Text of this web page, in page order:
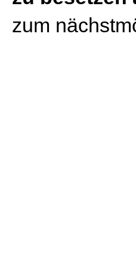
zum